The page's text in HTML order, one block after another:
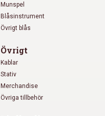
Munspel
Blåsinstrument
Övrigt blås
Övrigt
Kablar
Stativ
Merchandise
Övriga tillbehör